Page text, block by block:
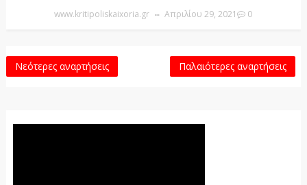
www.kritipoliskaixoria.gr Απριλίου 29, 2021 0
Νεότερες αναρτήσεις Παλαιότερες αναρτήσεις